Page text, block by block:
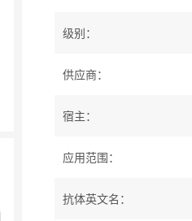
级别：
供应商：
宿主：
应用范围：
抗体英文名 ：